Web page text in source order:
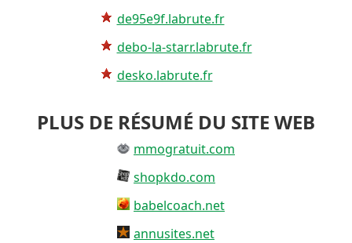
de95e9f.labrute.fr
debo-la-starr.labrute.fr
desko.labrute.fr
PLUS DE RÉSUMÉ DU SITE WEB
mmogratuit.com
shopkdo.com
babelcoach.net
annusites.net